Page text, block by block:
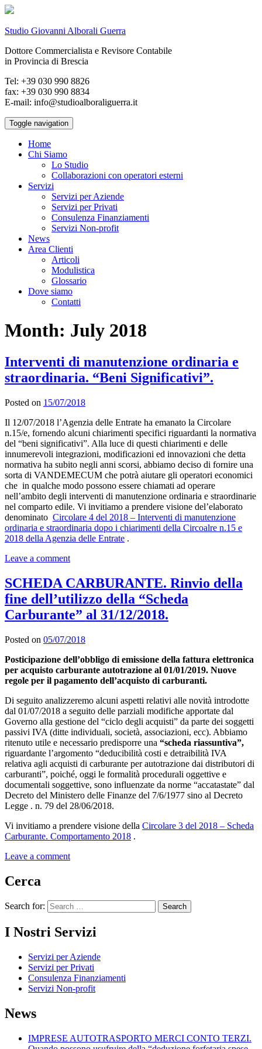
Studio Giovanni Alborali Guerra
Dottore Commercialista e Revisore Contabile
in Provincia di Brescia
Tel: +39 030 990 8826
fax: +39 030 990 8834
E-mail: info@studioalboraliguerra.it
Toggle navigation
Home
Chi Siamo
Lo Studio
Collaborazioni con operatori esterni
Servizi
Servizi per Aziende
Servizi per Privati
Consulenza Finanziamenti
Servizi Non-profit
News
Area Clienti
Articoli
Modulistica
Glossario
Dove siamo
Contatti
Month: July 2018
Interventi di manutenzione ordinaria e
straordinaria. “Beni Significativi”.
Posted on 15/07/2018
Il 12/07/2018 l’Agenzia delle Entrate ha emanato la Circolare
n.15/e, fornendo alcuni chiarimenti specifici riguardanti la normativa
del “beni significativi”. Alla luce di questi chiarimenti e delle
innumerevoli integrazioni, modificazioni ed innovazioni che detta
normativa ha subito negli anni scorsi, abbiamo deciso di fornire una
sorta di VANDEMECUM che potrà aiutare gli operatori economici
che in qualche modo possono essere chiamati ad operare
nell’ambito degli interventi di manutenzione ordinaria e straordinarie
nel comparto edile. Vi invitiamo a prendere visione del’elaborato
denominato Circolare 4 del 2018 – Interventi di manutenzione
ordinaria e straordinaria dopo i chiarimenti della Circoalre n.15 e
2018 della Agenzia delle Entrate .
Leave a comment
SCHEDA CARBURANTE. Rinvio della
fine dell’utilizzo della “Scheda
Carburante” al 31/12/2018.
Posted on 05/07/2018
Posticipazione dell’obbligo di emissione della fattura elettronica
per acquisto carburante autotrazione al 01/01/2019. Nuove
regole per il pagamento dell’acquisto di carburanti.
Di seguito analizzeremo alcuni aspetti relativi alle novità introdotte
dal 01/07/2018 a seguito delle parziali modifiche apportate dal
Governo alla gestione del “ciclo degli acquisti” da parte dei soggetti
passivi IVA (ditte individuali, società, associazioni, ecc). Abbiamo
ritenuto utile e necessario predisporre una “scheda riassuntiva”,
riguardante l’argomento “deducibilità costi e detraibilità IVA
relativa agli acquisti di carburante per autotrazione dai distributori di
carburanti”, poiché, oggi le formalità procedurali oggettive e
documentali soggettive, sono influenzate da norme “accatastate” dal
Decreto del Ministero delle Finanze del 7/6/1977 sino al Decreto
Legge . n. 79 del 28/06/2018.
Vi invitiamo a prendere visione della Circolare 3 del 2018 – Scheda
Carburante. Comportamento 2018 .
Leave a comment
Cerca
Search for:
I Nostri Servizi
Servizi per Aziende
Servizi per Privati
Consulenza Finanziamenti
Servizi Non-profit
News
IMPRESE AUTOTRASPORTO MERCI CONTO TERZI.